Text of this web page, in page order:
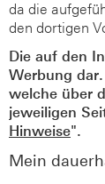
da die
den dortigen
Die auf den
Werbung
welche über
jeweiligen
Hinweise".
Mein